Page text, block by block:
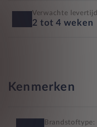
Verwachte levertijd
2 tot 4 weken
Kenmerken
Brandstoftype: